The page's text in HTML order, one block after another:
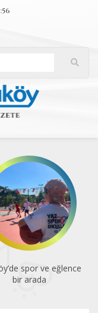
spor ve eğlence
bir arada